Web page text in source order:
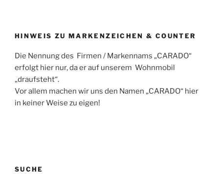
HINWEIS ZU MARKENZEICHEN & COUNTER
Die Nennung des Firmen / Markennams „CARADO“
erfolgt hier nur, da er auf unserem Wohnmobil
„draufsteht“.
Vor allem machen wir uns den Namen „CARADO“ hier
in keiner Weise zu eigen!
SUCHE